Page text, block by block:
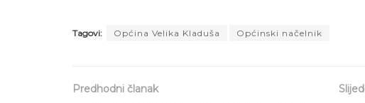
Tagovi: Općina Velika Kladuša Općinski načelnik
Predhodni članak